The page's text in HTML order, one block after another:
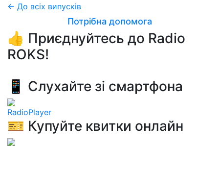
← До всіх випусків
Потрібна допомога
👍 Приєднуйтесь до Radio
ROKS!
📱 Слухайте зі смартфона
RadioPlayer
🎫 Купуйте квитки онлайн